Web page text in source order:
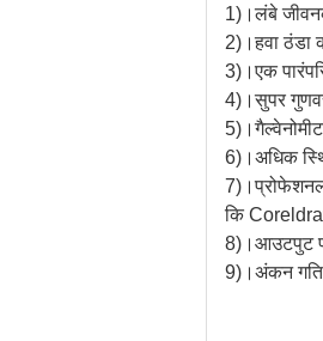
1)।लंबे
2)।हवा ठंडा
3)।एक
4)।सुपर
6)।अधिक
7)।प्रोफेशनल
कि
8)।आउटपुट
9)।अंकन